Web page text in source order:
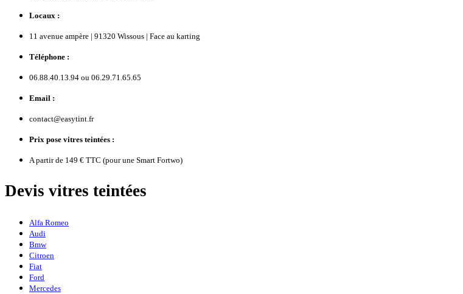
Locaux :
11 avenue ampère | 91320 Wissous | Face au karting
Téléphone :
06.88.40.13.94 ou 06.29.71.65.65
Email :
contact@easytint.fr
Prix pose vitres teintées :
A partir de 149 € TTC (pour une Smart Fortwo)
Devis vitres teintées
Alfa Romeo
Audi
Bmw
Citroen
Fiat
Ford
Mercedes